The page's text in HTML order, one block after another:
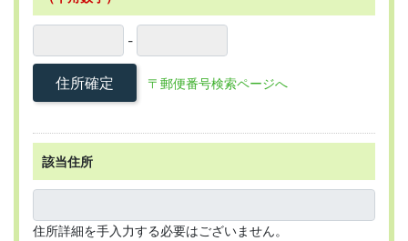
-
住所確定 〒郵便番号検索ページへ
該当住所
住所詳細を手入力する必要はございません。